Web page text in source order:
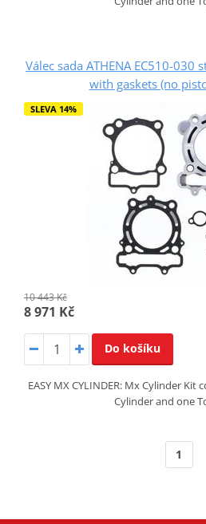
Válec sada ATHENA EC510-030
with gaskets (no
SLEVA 14%
10 443 Kč
8 971 Kč
Do košíku
EASY MX CYLINDER: Mx Cylinder Kit
Cylinder and one
1